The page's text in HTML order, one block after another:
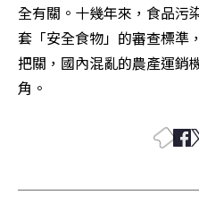
全有關。十幾年來，食品污
套「安全食物」的審查標準
把關，國內混亂的農產運銷
角。